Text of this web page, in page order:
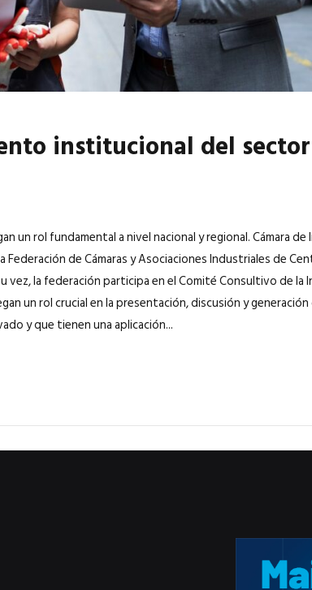
institucional del
un rol fundamental a nivel nacional y regional. Cámara
de Cámaras y Asociaciones Industriales de
vez, la federación participa en el Comité Consultivo de la
un rol crucial en la presentación, discusión y
y que tienen una aplicación...